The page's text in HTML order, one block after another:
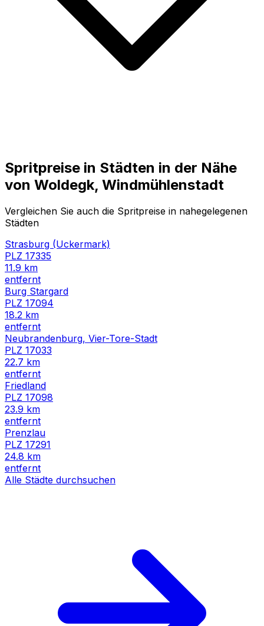
Spritpreise in Städten in der Nähe
von Woldegk, Windmühlenstadt
Vergleichen Sie auch die Spritpreise in nahegelegenen
Städten
Strasburg (Uckermark)
PLZ 17335
11.9 km
entfernt
Burg Stargard
PLZ 17094
18.2 km
entfernt
Neubrandenburg, Vier-Tore-Stadt
PLZ 17033
22.7 km
entfernt
Friedland
PLZ 17098
23.9 km
entfernt
Prenzlau
PLZ 17291
24.8 km
entfernt
Alle Städte durchsuchen